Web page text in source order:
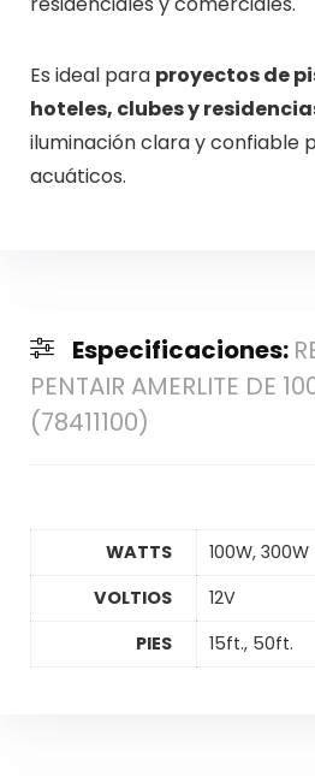
Es ideal para proyectos de
hoteles, clubes y
iluminación clara y confiable
acuáticos.
Especificaciones:
PENTAIR AMERLITE DE
(78411100)
WATTS
100W, 300W
VOLTIOS
12V
PIES
15ft., 50ft.